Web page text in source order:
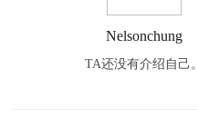
Nelsonchung
TA还没有介绍自己。